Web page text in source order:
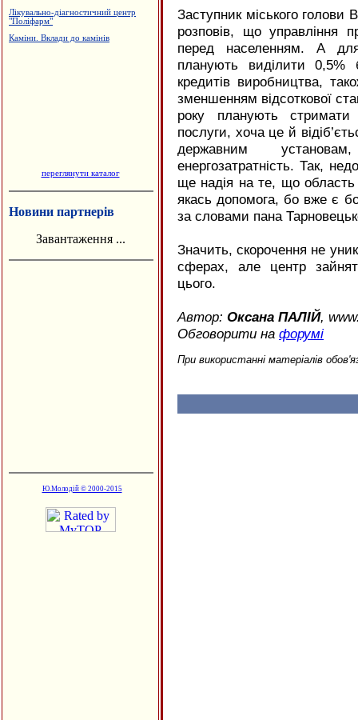
Лікувально-діагностичний центр
"Поліфарм"
Каміни. Вклади до камінів
переглянути каталог
Новини партнерів
Завантаження ...
Ю.Молодій © 2000-2015
Заступник міського
розповів, що управління
перед населенням. А
планують виділити 0,5%
кредитів виробництва,
зменшенням відсоткової
року планують
послуги, хоча це й
державним
енергозатратність. Так,
ще надія на те, що
якась допомога, бо вже є
за словами пана
Значить, скорочення не
сферах, але центр
цього.
Автор: Оксана ПАЛІЙ,
Обговорити на форумі
При використанні матеріалів